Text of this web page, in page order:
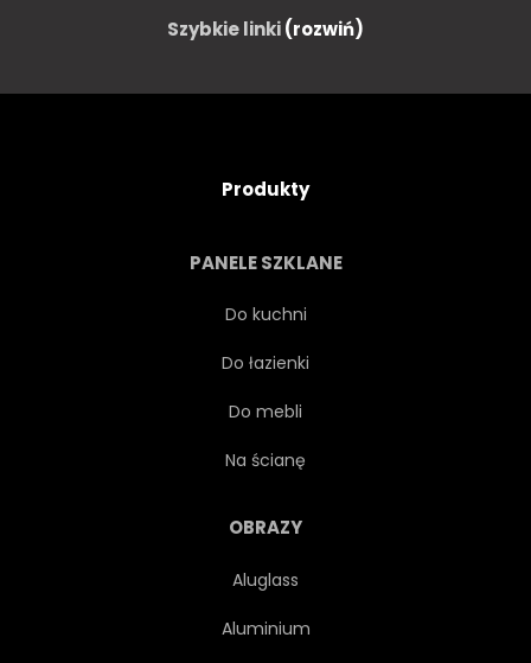
Szybkie linki(rozwiń)
Produkty
PANELE SZKLANE
Do kuchni
Do łazienki
Do mebli
Na ścianę
OBRAZY
Aluglass
Aluminium